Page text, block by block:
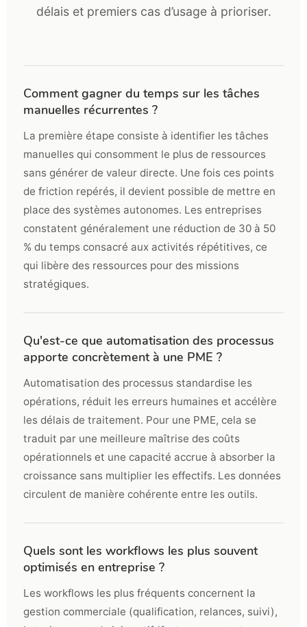
délais et premiers cas d’usage à prioriser.
Comment gagner du temps sur les tâches
manuelles récurrentes ?
La première étape consiste à identifier les tâches
manuelles qui consomment le plus de ressources
sans générer de valeur directe. Une fois ces points
de friction repérés, il devient possible de mettre en
place des systèmes autonomes. Les entreprises
constatent généralement une réduction de 30 à 50
% du temps consacré aux activités répétitives, ce
qui libère des ressources pour des missions
stratégiques.
Qu'est-ce que automatisation des processus
apporte concrètement à une PME ?
Automatisation des processus standardise les
opérations, réduit les erreurs humaines et accélère
les délais de traitement. Pour une PME, cela se
traduit par une meilleure maîtrise des coûts
opérationnels et une capacité accrue à absorber la
croissance sans multiplier les effectifs. Les données
circulent de manière cohérente entre les outils.
Quels sont les workflows les plus souvent
optimisés en entreprise ?
Les workflows les plus fréquents concernent la
gestion commerciale (qualification, relances, suivi),